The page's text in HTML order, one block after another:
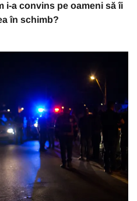
i-a convins pe oameni să îi
în schimb?